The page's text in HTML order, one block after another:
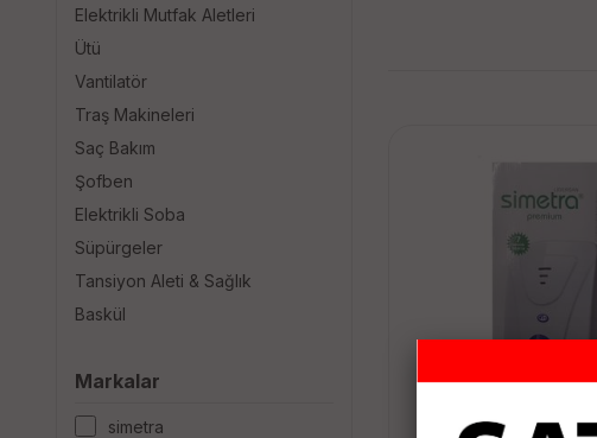
Elektrikli Mutfak Aletleri
Ütü
Vantilatör
Traş Makineleri
Saç Bakım
Şofben
Elektrikli Soba
Süpürgeler
Tansiyon Aleti & Sağlık
Baskül
Markalar
si̇metra